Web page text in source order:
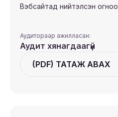
Вэбсайтад нийтэлсэн
Аудитораар ажилласан:
Аудит хянагдаагүй
(PDF) ТАТАЖ АВАХ